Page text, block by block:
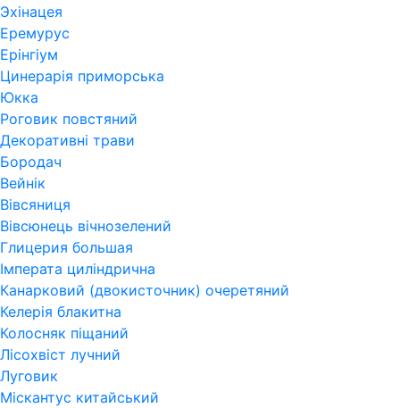
Эхінацея
Еремурус
Ерінгіум
Цинерарія приморська
Юкка
Роговик повстяний
Декоративні трави
Бородач
Вейнік
Вівсяниця
Вівсюнець вічнозелений
Глицерия большая
Імперата циліндрична
Канарковий (двокисточник) очеретяний
Келерія блакитна
Колосняк піщаний
Лісохвіст лучний
Луговик
Міскантус китайський